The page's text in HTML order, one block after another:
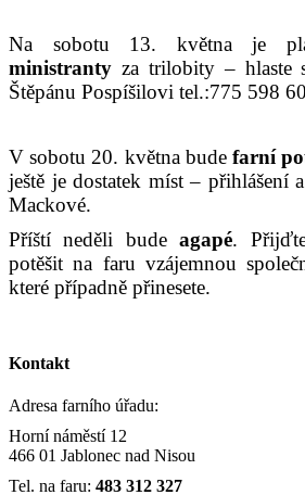
Na sobotu 13. května je
ministranty za trilobity – hlaste
Štěpánu Pospíšilovi tel.:775 598
V sobotu 20. května budefarní
ještě je dostatek míst – přihlášení
Mackové.
Příští neděli budeagapé.
potěšit na faru vzájemnou
které případně přinesete.
Kontakt
Adresa farního úřadu:
Horní náměstí 12
466 01 Jablonec nad Nisou
Tel. na faru: 483 312 327